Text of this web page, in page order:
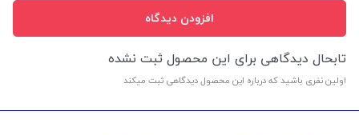
افزودن دیدگاه
تابحال دیدگاهی برای این محصول ثبت نشده
اولین نفری باشید که درباره این محصول دیدگاهی ثبت میکند